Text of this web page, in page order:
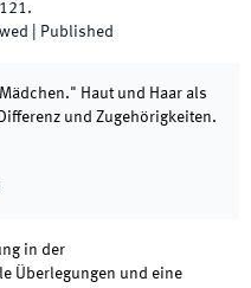
121.
Published
Haut und Haar als
und Zugehörigkeiten.
in der
Überlegungen und eine